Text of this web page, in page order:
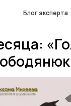
Блог эксперта